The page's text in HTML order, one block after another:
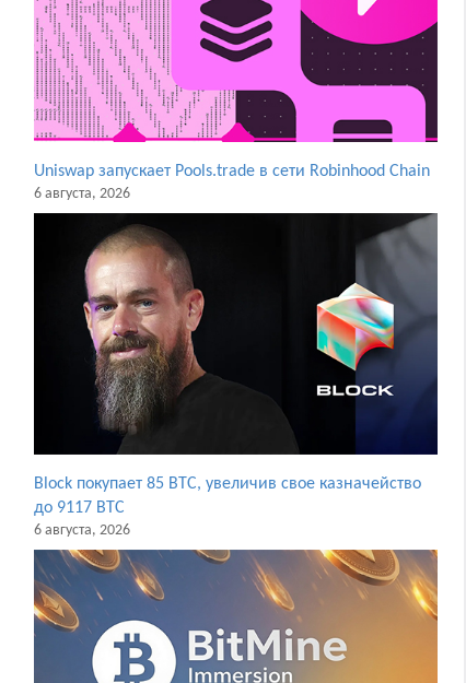
Uniswap запускает Pools.trade в сети Robinhood Chain
6 августа, 2026
Block покупает 85 BTC, увеличив свое казначейство
до 9117 BTC
6 августа, 2026